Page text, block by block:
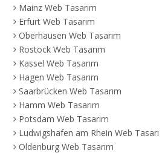
Mainz Web Tasarım
Erfurt Web Tasarım
Oberhausen Web Tasarım
Rostock Web Tasarım
Kassel Web Tasarım
Hagen Web Tasarım
Saarbrücken Web Tasarım
Hamm Web Tasarım
Potsdam Web Tasarım
Ludwigshafen am Rhein Web Tasarım
Oldenburg Web Tasarım